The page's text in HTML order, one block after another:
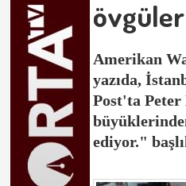
övgüler
Amerikan
yazıda,
Post'ta Peter
ediyor."